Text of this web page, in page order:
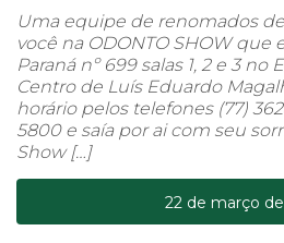
Uma equipe de renomados
você na ODONTO SHOW que
Paraná nº 699 salas 1, 2 e 3
Centro de Luís Eduardo
horário pelos telefones (77)
5800 e saía por ai com seu
Show […]
22 de março